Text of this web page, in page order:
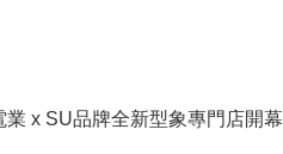
業 x SU品牌全新型象專門店開幕